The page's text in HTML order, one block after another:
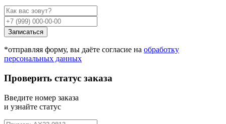
Записаться
*отправляя форму, вы даёте согласие на обработку
персональных данных
Проверить статус заказа
Введите номер заказа
и узнайте статус